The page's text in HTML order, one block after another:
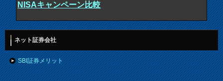
NISAキャンペーン比較
ネット証券会社
SBI証券メリット